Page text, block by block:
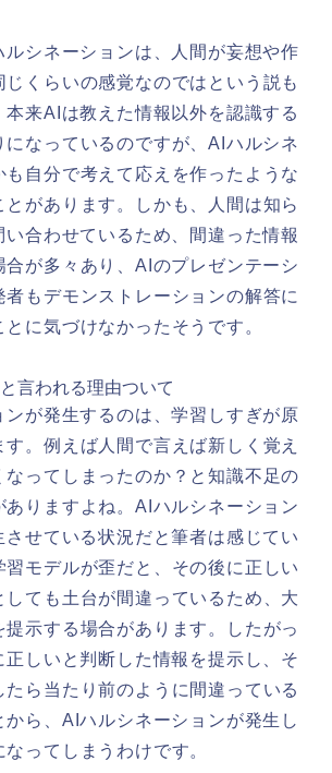
ルシネーションは、人間が妄想や作
じくらいの感覚なのではという説も
本来AIは教えた情報以外を認識する
になっているのですが、AIハルシネ
も自分で考えて応えを作ったような
があります。しかも、人間は知ら
合わせているため、間違った情報
合が多々あり、AIのプレゼンテーシ
者もデモンストレーションの解答に
に気づけなかったそうです。
言われる理由ついて
が発生するのは、学習しすぎが原
。例えば人間で言えば新しく覚え
なってしまったのか？と知識不足の
ありますよね。AIハルシネーション
させている状況だと筆者は感じてい
習モデルが歪だと、その後に正しい
ても土台が間違っているため、大
提示する場合があります。したがっ
正しいと判断した情報を提示し、そ
ら当たり前のように間違っている
から、AIハルシネーションが発生し
ってしまうわけです。